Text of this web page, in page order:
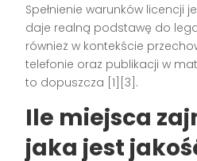
Spełnienie warunków licencji
daje realną podstawę do
również w kontekście
telefonie oraz publikacji w
to dopuszcza [1][3].
Ile miejsca
jaka jest